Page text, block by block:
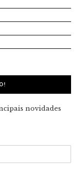
novidades